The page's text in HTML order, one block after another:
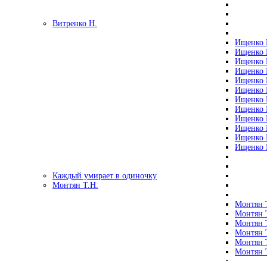
Витренко Н.
Ищенко
Ищенко
Ищенко
Ищенко
Ищенко
Ищенко
Ищенко
Ищенко
Ищенко
Ищенко
Ищенко
Ищенко
Каждый умирает в одиночку
Монтян Т.Н.
Монтян
Монтян
Монтян
Монтян
Монтян
Монтян